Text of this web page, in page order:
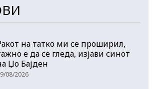
на татко ми се проширил,
е да се гледа, изјави синот
Џо Бајден
08/2026